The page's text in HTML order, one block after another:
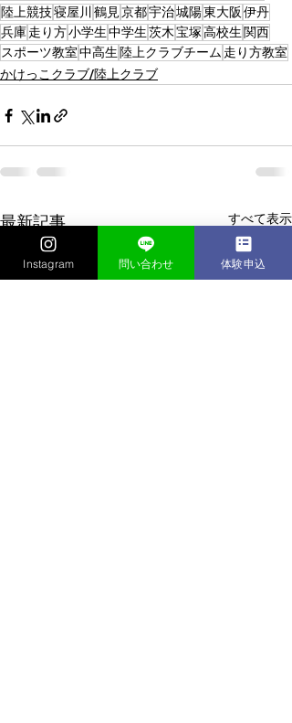
陸上競技寝屋川 鶴見京都宇治城陽東大阪 伊丹
兵庫走り方小学生中学生茨木宝塚高校生 関西
スポーツ教室中高生 陸上クラブチーム 走り方教室
かけっこクラブ/陸上クラブ
最新記事 すべて表示
Instagram 問い合わせ 体験申込